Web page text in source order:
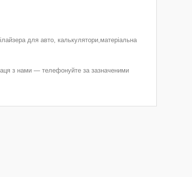
для авто, калькулятори,матеріальна
з нами — телефонуйте за зазначеними